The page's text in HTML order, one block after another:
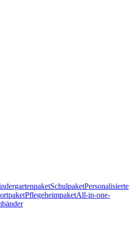
SchulpaketPersonalisierte
PflegeheimpaketAll-in-one-